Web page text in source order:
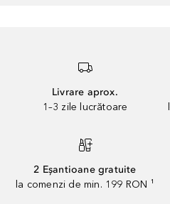
Livrare aprox.
1–3 zile lucrătoare
2 Eșantioane gratuite
la comenzi de min. 199 RON ¹